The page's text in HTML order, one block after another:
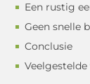
Een rustig
Geen snelle
Conclusie